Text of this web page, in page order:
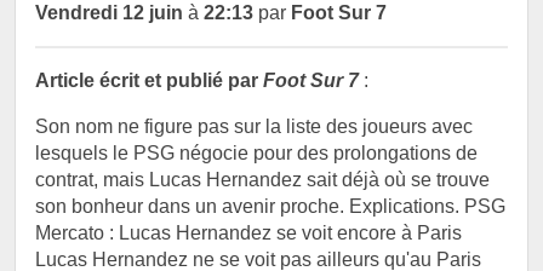
Vendredi 12 juin à 22:13 par Foot Sur 7
Article écrit et publié par Foot Sur 7:
Son nom ne figure pas sur la liste des joueurs avec
lesquels le PSG négocie pour des prolongations de
contrat, mais Lucas Hernandez sait déjà où se trouve
son bonheur dans un avenir proche. Explications. PSG
Mercato : Lucas Hernandez se voit encore à Paris
Lucas Hernandez ne se voit pas ailleurs qu'au Paris